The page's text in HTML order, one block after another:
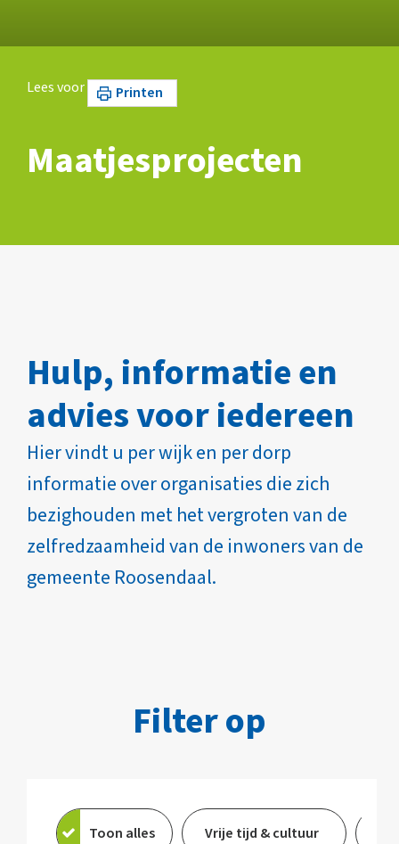
Lees voor Printen
Maatjesprojecten
Hulp, informatie en
advies voor iedereen
Hier vindt u per wijk en per dorp
informatie over organisaties die zich
bezighouden met het vergroten van de
zelfredzaamheid van de inwoners van de
gemeente Roosendaal.
Filter op
Toon alles Vrije tijd & cultuur